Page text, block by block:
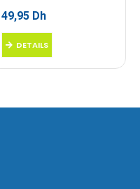
49,95 Dh
DETAILS